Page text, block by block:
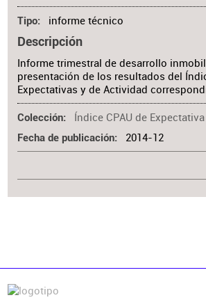
Tipo informe técnico
Descripción
Informe trimestral de desarrollo
presentación de los resultados del
Expectativas y de Actividad
Colección Índice CPAU de
Fecha de publicación 2014-12